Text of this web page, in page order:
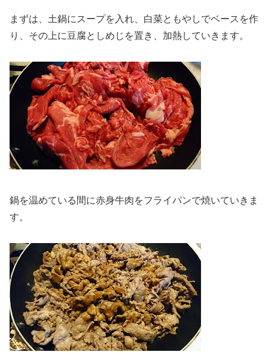
まずは、土鍋にスープを入れ、白菜ともやしでベースを作
り、その上に豆腐としめじを置き、加熱していきます。
鍋を温めている間に赤身牛肉をフライパンで焼いていきま
す。